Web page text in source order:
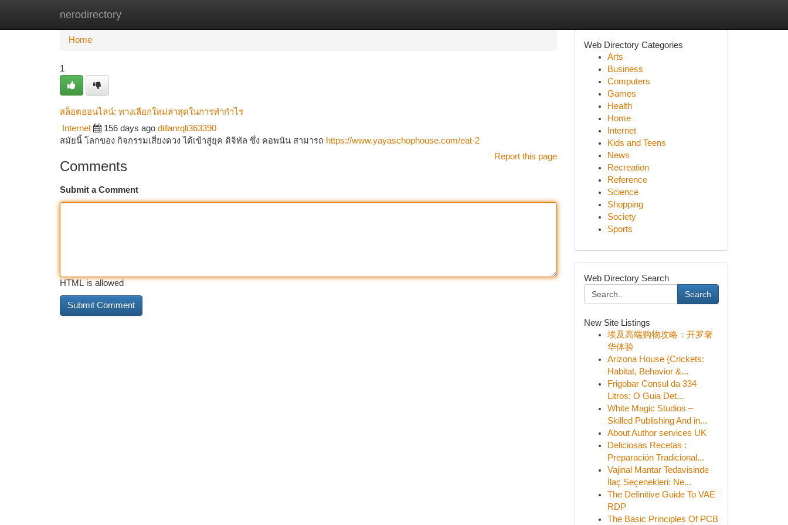
nerodirectory
Home New Site Listings
Home
1
สล็อตออนไลน์: ทางเลือกใหม่ล่าสุดในการทำกำไร
Internet 156 days ago dillanrqli363390
สมัยนี้ โลกของ กิจกรรมเสี่ยงดวง ได้เข้าสู่ยุค ดิจิทัล ซึ่ง คอพนัน สามารถ https://www.yayaschophouse.com/eat-2
Report this page
Comments
Submit a Comment
HTML is allowed
Web Directory Categories
Arts
Business
Computers
Games
Health
Home
Internet
Kids and Teens
News
Recreation
Reference
Science
Shopping
Society
Sports
Web Directory Search
Search
New Site Listings
埃及高端购物攻略：开罗奢
华体验
Arizona House {Crickets:
Habitat, Behavior &...
Frigobar Consul da 334
Litros: O Guia Det...
White Magic Studios –
Skilled Publishing And in...
About Author services UK
Deliciosas Recetas :
Preparación Tradicional...
Vajinal Mantar Tedavisinde
İlaç Seçenekleri: Ne...
The Definitive Guide To VAE
RDP
The Basic Principles Of PCB